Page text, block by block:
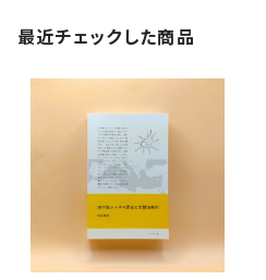
最近チェックした商品